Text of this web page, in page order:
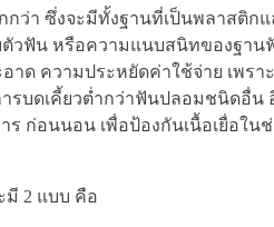
ว่า ซึ่งจะมีทั้งฐานที่เป็นพลาสติก
วฟัน หรือความแนบสนิทของฐาน
าด ความประหยัดค่าใช้จ่าย เพ
บดเคี้ยวต่ำกว่าฟันปลอมชนิดอื่น
ก่อนนอน เพื่อป้องกันเนื้อเยื่อใ
มี 2 แบบ คือ